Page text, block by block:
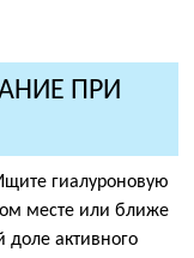
ПРИ
гиалуроновую
месте или ближе
доле активного